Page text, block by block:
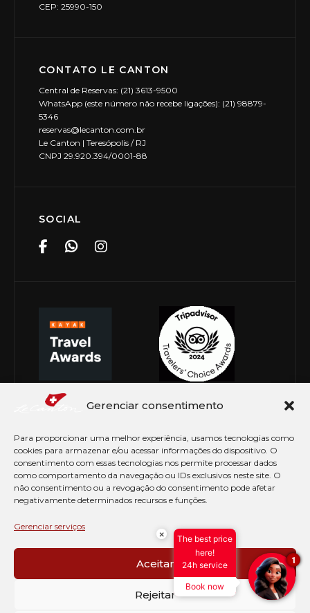
Gerenciar consentimento
Para proporcionar uma melhor experiência, usamos tecnologias como
cookies para armazenar e/ou acessar informações do dispositivo. O
consentimento com essas tecnologias nos permite processar dados
como comportamento da navegação ou IDs exclusivos neste site. O
não consentimento ou a revogação do consentimento pode afetar
negativamente determinados recursos e funções.
Gerenciar serviços
Aceitar
Rejeitar
CEP: 25990-150
CONTATO LE CANTON
Central de Reservas: (21) 3613-9500
WhatsApp (este número não recebe ligações): (21) 98879-
5346
reservas@lecanton.com.br
Le Canton | Teresópolis / RJ
CNPJ 29.920.394/0001-88
SOCIAL
© Copyright 2026 Le Canton. Todos os direitos
PRÉ CHECK-IN
AVISO DE COOKIES
PERGUNTAS FREQUENTES
×
The best price
here!
24h service
Book now
1